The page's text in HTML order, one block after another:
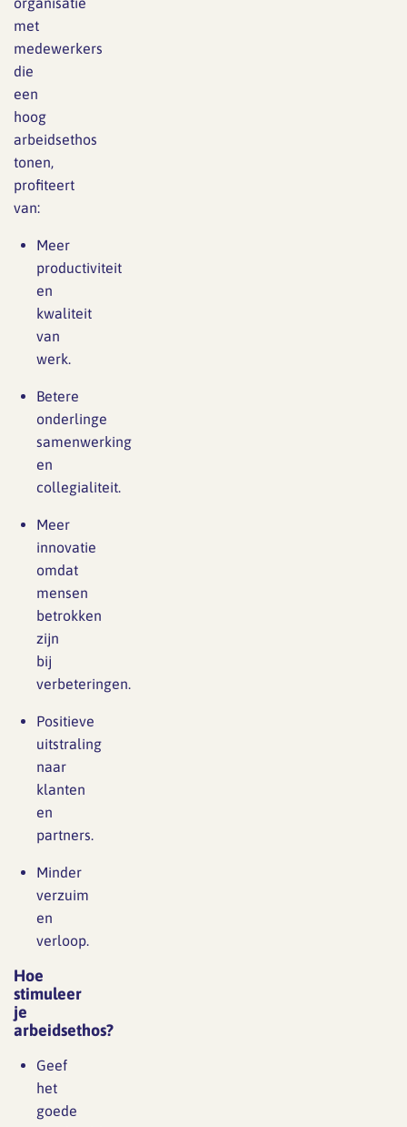
met
medewerkers
die
een
hoog
arbeidsethos
tonen,
profiteert
van:
Meer
productiviteit
en
kwaliteit
van
werk.
Betere
onderlinge
samenwerking
en
collegialiteit.
Meer
innovatie
omdat
mensen
betrokken
zijn
bij
verbeteringen.
Positieve
uitstraling
naar
klanten
en
partners.
Minder
verzuim
en
verloop.
Hoe
stimuleer
je
arbeidsethos?
Geef
het
goede